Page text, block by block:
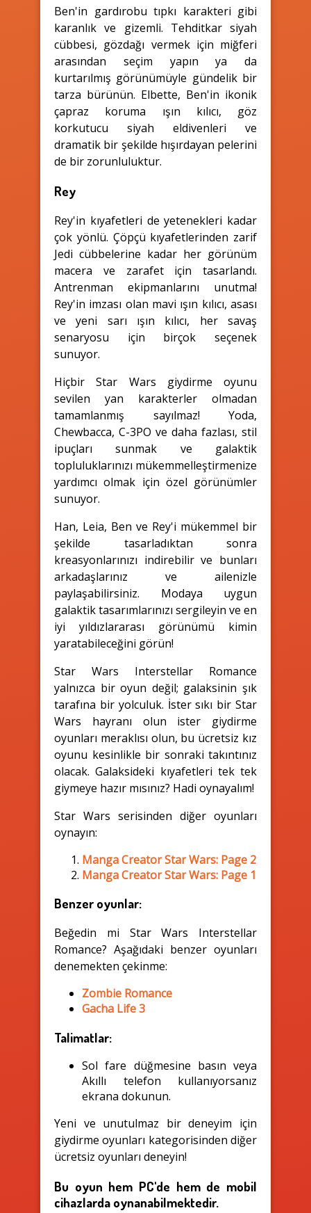
Ben'in gardırobu tıpkı karakteri gibi
karanlık ve gizemli. Tehditkar siyah
cübbesi, gözdağı vermek için miğferi
arasından seçim yapın ya da
kurtarılmış görünümüyle gündelik bir
tarza bürünün. Elbette, Ben'in ikonik
çapraz koruma ışın kılıcı, göz
korkutucu siyah eldivenleri ve
dramatik bir şekilde hışırdayan pelerini
de bir zorunluluktur.
Rey
Rey'in kıyafetleri de yetenekleri kadar
çok yönlü. Çöpçü kıyafetlerinden zarif
Jedi cübbelerine kadar her görünüm
macera ve zarafet için tasarlandı.
Antrenman ekipmanlarını unutma!
Rey'in imzası olan mavi ışın kılıcı, asası
ve yeni sarı ışın kılıcı, her savaş
senaryosu için birçok seçenek
sunuyor.
Hiçbir Star Wars giydirme oyunu
sevilen yan karakterler olmadan
tamamlanmış sayılmaz! Yoda,
Chewbacca, C-3PO ve daha fazlası, stil
ipuçları sunmak ve galaktik
topluluklarınızı mükemmelleştirmenize
yardımcı olmak için özel görünümler
sunuyor.
Han, Leia, Ben ve Rey'i mükemmel bir
şekilde tasarladıktan sonra
kreasyonlarınızı indirebilir ve bunları
arkadaşlarınız ve ailenizle
paylaşabilirsiniz. Modaya uygun
galaktik tasarımlarınızı sergileyin ve en
iyi yıldızlararası görünümü kimin
yaratabileceğini görün!
Star Wars Interstellar Romance
yalnızca bir oyun değil; galaksinin şık
tarafına bir yolculuk. İster sıkı bir Star
Wars hayranı olun ister giydirme
oyunları meraklısı olun, bu ücretsiz kız
oyunu kesinlikle bir sonraki takıntınız
olacak. Galaksideki kıyafetleri tek tek
giymeye hazır mısınız? Hadi oynayalım!
Star Wars serisinden diğer oyunları
oynayın:
Manga Creator Star Wars: Page 2
Manga Creator Star Wars: Page 1
Benzer oyunlar:
Beğedin mi Star Wars Interstellar
Romance? Aşağıdaki benzer oyunları
denemekten çekinme:
Zombie Romance
Gacha Life 3
Talimatlar:
Sol fare düğmesine basın veya
Akıllı telefon kullanıyorsanız
ekrana dokunun.
Yeni ve unutulmaz bir deneyim için
giydirme oyunları kategorisinden diğer
ücretsiz oyunları deneyin!
Bu oyun hem PC'de hem de mobil
cihazlarda oynanabilmektedir.